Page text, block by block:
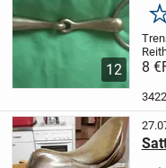
12
€,
für
8 €